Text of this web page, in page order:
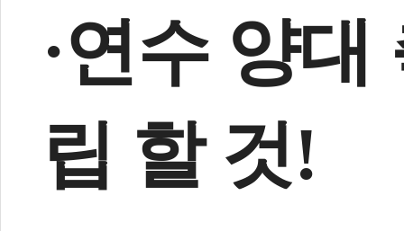
·연수 양
립 할 것!